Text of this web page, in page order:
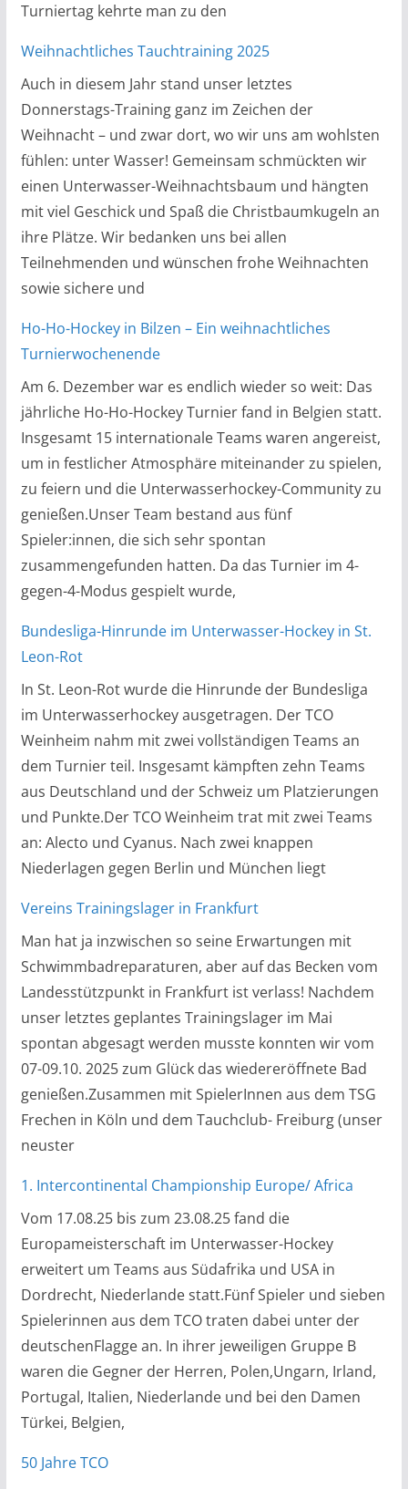
Turniertag kehrte man zu den
Weihnachtliches Tauchtraining 2025
Auch in diesem Jahr stand unser letztes
Donnerstags-Training ganz im Zeichen der
Weihnacht – und zwar dort, wo wir uns am wohlsten
fühlen: unter Wasser! Gemeinsam schmückten wir
einen Unterwasser-Weihnachtsbaum und hängten
mit viel Geschick und Spaß die Christbaumkugeln an
ihre Plätze. Wir bedanken uns bei allen
Teilnehmenden und wünschen frohe Weihnachten
sowie sichere und
Ho-Ho-Hockey in Bilzen – Ein weihnachtliches
Turnierwochenende
Am 6. Dezember war es endlich wieder so weit: Das
jährliche Ho-Ho-Hockey Turnier fand in Belgien statt.
Insgesamt 15 internationale Teams waren angereist,
um in festlicher Atmosphäre miteinander zu spielen,
zu feiern und die Unterwasserhockey-Community zu
genießen.Unser Team bestand aus fünf
Spieler:innen, die sich sehr spontan
zusammengefunden hatten. Da das Turnier im 4-
gegen-4-Modus gespielt wurde,
Bundesliga-Hinrunde im Unterwasser-Hockey in St.
Leon-Rot
In St. Leon-Rot wurde die Hinrunde der Bundesliga
im Unterwasserhockey ausgetragen. Der TCO
Weinheim nahm mit zwei vollständigen Teams an
dem Turnier teil. Insgesamt kämpften zehn Teams
aus Deutschland und der Schweiz um Platzierungen
und Punkte.Der TCO Weinheim trat mit zwei Teams
an: Alecto und Cyanus. Nach zwei knappen
Niederlagen gegen Berlin und München liegt
Vereins Trainingslager in Frankfurt
Man hat ja inzwischen so seine Erwartungen mit
Schwimmbadreparaturen, aber auf das Becken vom
Landesstützpunkt in Frankfurt ist verlass! Nachdem
unser letztes geplantes Trainingslager im Mai
spontan abgesagt werden musste konnten wir vom
07-09.10. 2025 zum Glück das wiedereröffnete Bad
genießen.Zusammen mit SpielerInnen aus dem TSG
Frechen in Köln und dem Tauchclub- Freiburg (unser
neuster
1. Intercontinental Championship Europe/ Africa
Vom 17.08.25 bis zum 23.08.25 fand die
Europameisterschaft im Unterwasser-Hockey
erweitert um Teams aus Südafrika und USA in
Dordrecht, Niederlande statt.Fünf Spieler und sieben
Spielerinnen aus dem TCO traten dabei unter der
deutschenFlagge an. In ihrer jeweiligen Gruppe B
waren die Gegner der Herren, Polen,Ungarn, Irland,
Portugal, Italien, Niederlande und bei den Damen
Türkei, Belgien,
50 Jahre TCO